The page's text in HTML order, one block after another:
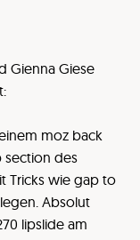
Gienna Giese
moz back
section des
Tricks wie gap to
Absolut
lipslide am